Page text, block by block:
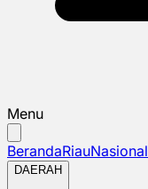
Menu
BerandaRiauNasional
DAERAH